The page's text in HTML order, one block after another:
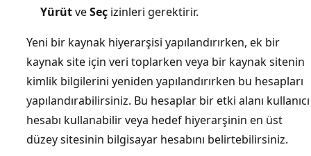
YürütveSeç izinleri gerektirir.
Yeni bir kaynak hiyerarşisi yapılandırırken, ek bir
kaynak site için veri toplarken veya bir kaynak sitenin
kimlik bilgilerini yeniden yapılandırırken bu hesapları
yapılandırabilirsiniz. Bu hesaplar bir etki alanı kullanıcı
hesabı kullanabilir veya hedef hiyerarşinin en üst
düzey sitesinin bilgisayar hesabını belirtebilirsiniz.